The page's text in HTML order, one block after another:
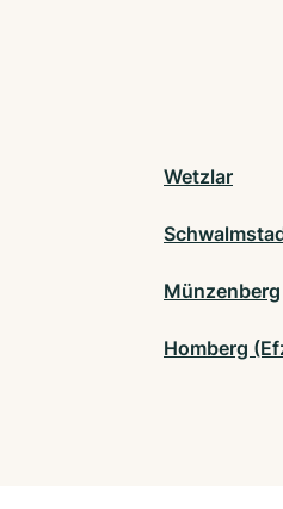
Wetzlar
Münzenberg
Homberg